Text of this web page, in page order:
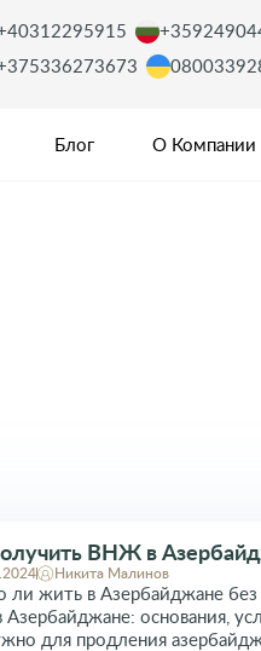
Блог О Компании
ВНЖ в
Никита Малинов
жить в Азербайджане без
основания,
для продления